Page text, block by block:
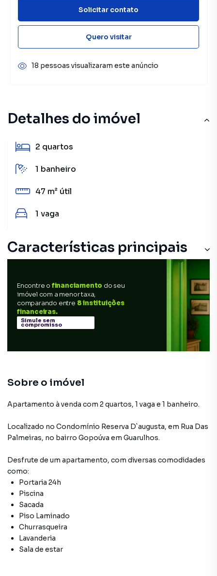
Detalhes do imóvel
2 quartos
1 banheiro
47 m² útil
1 vaga
Características principais
Encontre o financiamento do seu
imóvel com a menor taxa,
comparando entre 8 instituições
financeiras.
Simule sem
compromisso
Sobre o imóvel
Apartamento à venda com 2 quartos, 1 vaga e 1 banheiro.
Localizado no Condomínio Reserva D`augusta, em Rua Das
Palmeiras, no bairro Gopoúva em Guarulhos.
Desfrute de um apartamento, com diversas comodidades
como:
Portaria 24h
Piscina
Sacada
Piso Laminado
Churrasqueira
Lavanderia
Sala de estar
Solicitar contato
Quero visitar
18 pessoas visualizaram este anúncio